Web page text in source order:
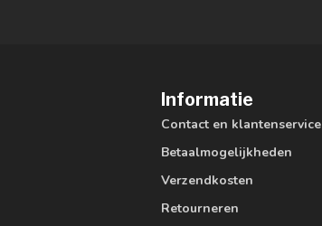
Informatie
Contact en klantenservice
Betaalmogelijkheden
Verzendkosten
Retourneren